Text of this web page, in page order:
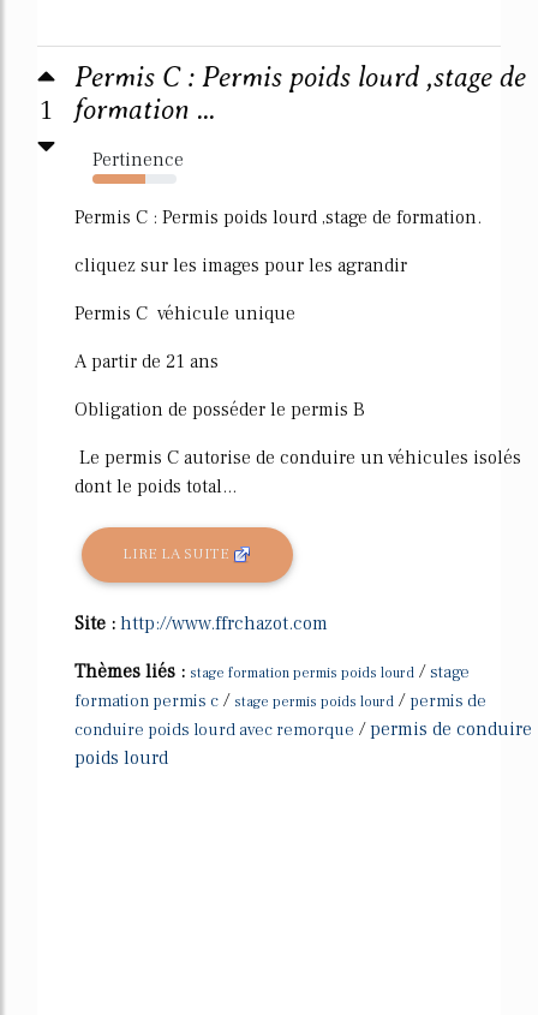
1
Permis C : Permis poids lourd ,stage de
formation ...
Pertinence
63%
Permis C : Permis poids lourd ,stage de formation.
cliquez sur les images pour les agrandir
Permis C véhicule unique
A partir de 21 ans
Obligation de posséder le permis B
Le permis C autorise de conduire un véhicules isolés
dont le poids total...
LIRE LA SUITE
Site : http://www.ffrchazot.com
Thèmes liés : stage formation permis poids lourd /stage
formation permis c / stage permis poids lourd / permis de
conduire poids lourd avec remorque /permis de conduire
poids lourd